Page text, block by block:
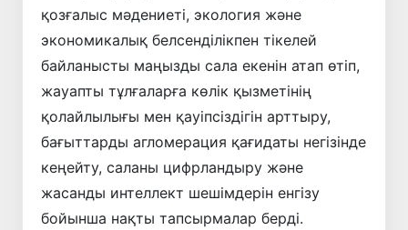
қозғалыс мәдениеті, экология және
экономикалық белсенділікпен тікелей
байланысты маңызды сала екенін атап өтіп,
жауапты тұлғаларға көлік қызметінің
қолайлылығы мен қауіпсіздігін арттыру,
бағыттарды агломерация қағидаты негізінде
кеңейту, саланы цифрландыру және
жасанды интеллект шешімдерін енгізу
бойынша нақты тапсырмалар берді.